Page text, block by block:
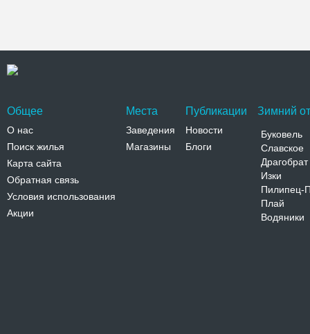
Общее
О нас
Поиск жилья
Карта сайта
Обратная связь
Условия использования
Акции
Места
Заведения
Магазины
Публикации
Новости
Блоги
Зимний
Буковель
Славское
Драгобрат
Изки
Пилипец-
Плай
Водяники